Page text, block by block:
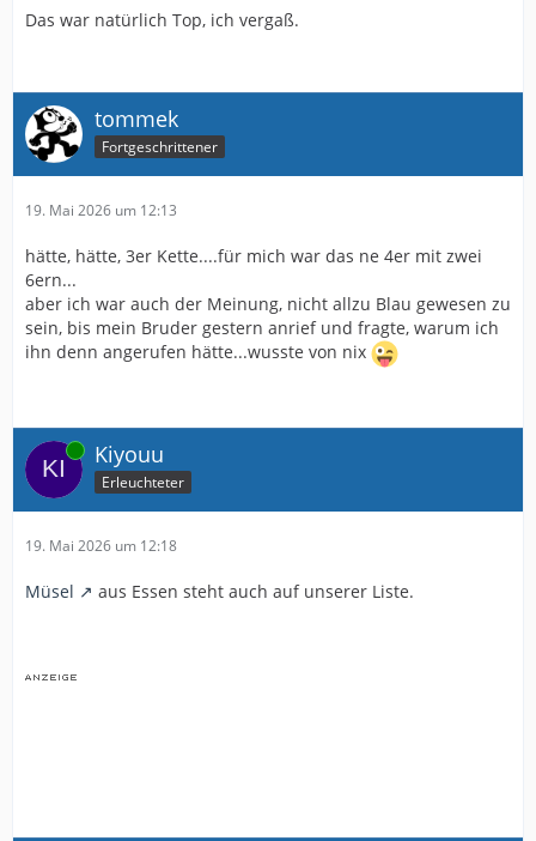
Das war natürlich Top, ich vergaß.
tommek
Fortgeschrittener
19. Mai 2026 um 12:13
hätte, hätte, 3er Kette....für mich war das ne 4er mit zwei
6ern...
aber ich war auch der Meinung, nicht allzu Blau gewesen zu
sein, bis mein Bruder gestern anrief und fragte, warum ich
ihn denn angerufen hätte...wusste von nix
Online Kiyouu
Erleuchteter
19. Mai 2026 um 12:18
Müsel aus Essen steht auch auf unserer Liste.